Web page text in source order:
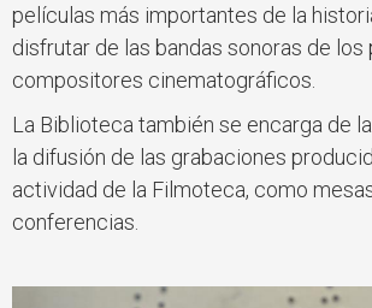
películas más importantes de la
disfrutar de las bandas sonoras de los
compositores cinematográficos.
La Biblioteca también se encarga de
la difusión de las grabaciones
actividad de la Filmoteca, como
conferencias.